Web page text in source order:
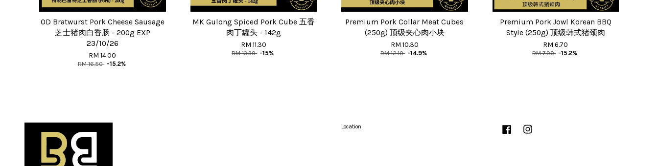
OD Bratwurst Pork Cheese Sausage
芝士猪肉白香肠 - 200g EXP
23/10/26
RM 14.00
RM 16.50 -15.2%
MK Gulong Spiced Pork Cube 五香
肉丁罐头 - 142g
RM 11.30
RM 13.30 -15%
Premium Pork Collar Meat Cubes
(250g) 顶级夹心肉小块
RM 10.30
RM 12.10 -14.9%
Premium Pork Jowl Korean BBQ
Style (250g) 顶级韩式猪颈肉
RM 6.70
RM 7.90 -15.2%
Location Facebook